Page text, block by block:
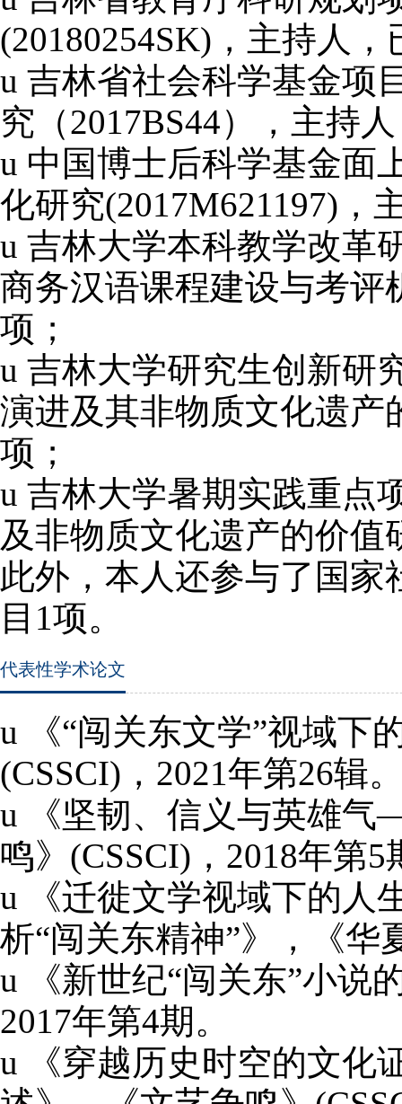
(20180254SK) ，主持人
u 吉林省社会科学基金项
究（2017BS44），主持
u 中国博士后科学基金面
化研究(2017M621197) ，
u 吉林大学本科教学改革
商务汉语课程建设与考评
项；
u 吉林大学研究生创新研
演进及其非物质文化遗产
项；
u 吉林大学暑期实践重点
及非物质文化遗产的价值
此外，本人还参与了国家
目 1项。
代表性学术论文
u
《“闯关东文学”视域
(CSSCI) ， 2021年第26辑
u
《坚韧、信义与英雄
鸣》 (CSSCI) ， 2018年第5
u
《迁徙文学视域下的
析“闯关东精神”》，《华
u
《新世纪“闯关东”小
2017年第4期。
u
《穿越历史时空的文